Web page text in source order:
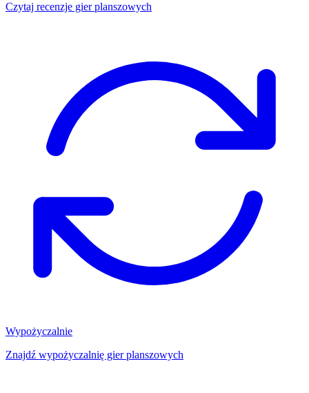
Czytaj recenzje gier planszowych
Wypożyczalnie
Znajdź wypożyczalnię gier planszowych